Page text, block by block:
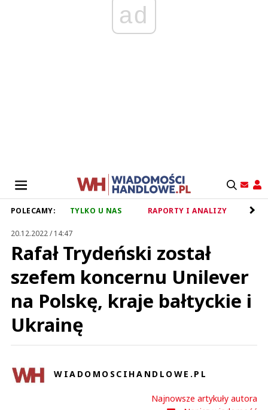
ad
POLECAMY: TYLKO U NAS RAPORTY I ANALIZY
20.12.2022 / 14:47
Rafał Trydeński został
szefem koncernu Unilever
na Polskę, kraje bałtyckie i
Ukrainę
WIADOMOSCIHANDLOWE.PL
Najnowsze artykuły autora